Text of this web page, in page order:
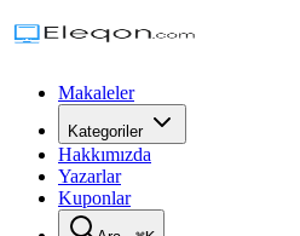
Makaleler
Kategoriler
Hakkımızda
Yazarlar
Kuponlar